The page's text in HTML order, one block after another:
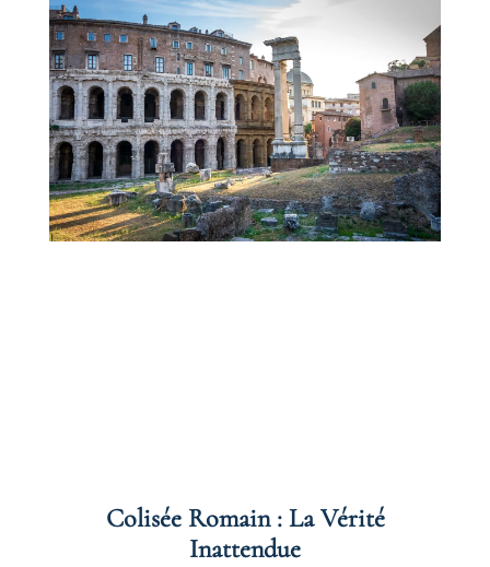
Colisée Romain : La Vérité
Inattendue